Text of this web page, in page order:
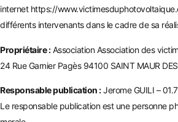
internet https://
différents intervenants dans le cadre de sa
Propriétaire :Association Association des
24 Rue Garnier Pagès 94100 SAINT MAUR
Responsable publication :Jerome GUILI –
Le responsable publication est une personne